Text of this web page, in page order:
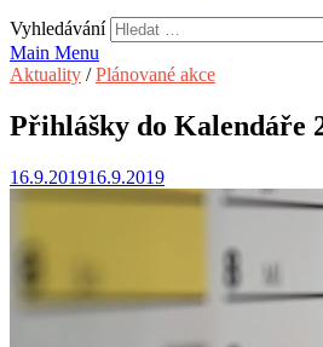
Vyhledávání
Main Menu
Aktuality /Plánované akce
Přihlášky do Kalendáře
16.9.201916.9.2019